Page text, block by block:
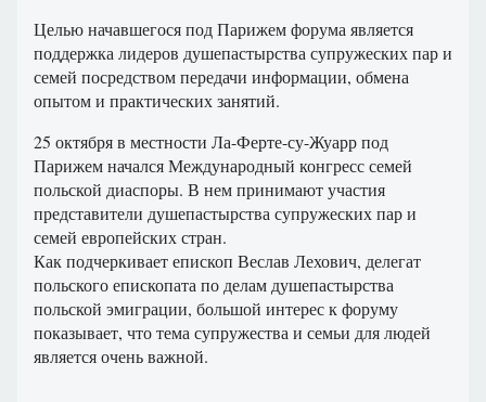
Целью начавшегося под Парижем форума является
поддержка лидеров душепастырства супружеских пар и
семей посредством передачи информации, обмена
опытом и практических занятий.
25 октября в местности Ла-Ферте-су-Жуарр под
Парижем начался Международный конгресс семей
польской диаспоры. В нем принимают участия
представители душепастырства супружеских пар и
семей европейских стран.
Как подчеркивает епископ Веслав Лехович, делегат
польского епископата по делам душепастырства
польской эмиграции, большой интерес к форуму
показывает, что тема супружества и семьи для людей
является очень важной.